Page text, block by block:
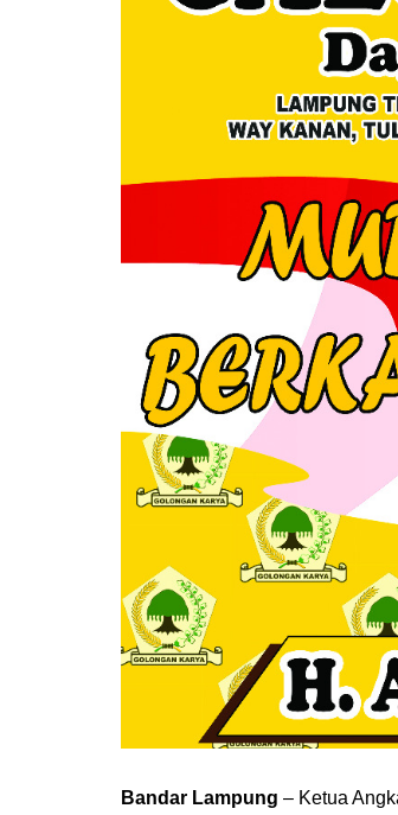
Bandar Lampung – Ketua